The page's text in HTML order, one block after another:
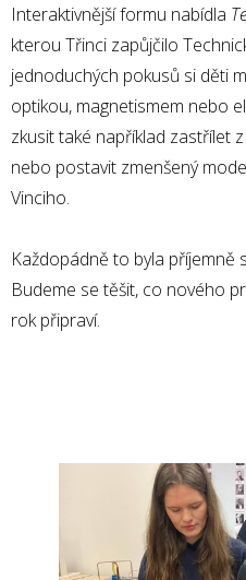
Interaktivnější formu nabídla
kterou Třinci zapůjčilo
jednoduchých pokusů si děti
optikou, magnetismem nebo
zkusit také například zastřílet
nebo postavit zmenšený
Vinciho.
Každopádně to byla
Budeme se těšit, co nového
rok připraví.